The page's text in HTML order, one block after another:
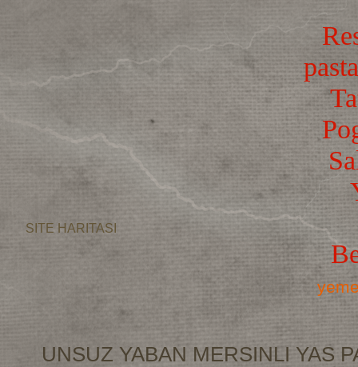
SITE HARITASI
UNSUZ YABAN MERSINLI YAS